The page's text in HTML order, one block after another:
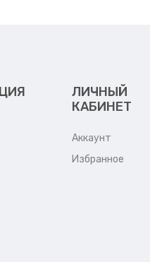
ЛИЧНЫЙ
КАБИНЕТ
Аккаунт
Избранное